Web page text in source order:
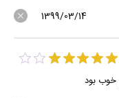
1399/03/14
خوب بود